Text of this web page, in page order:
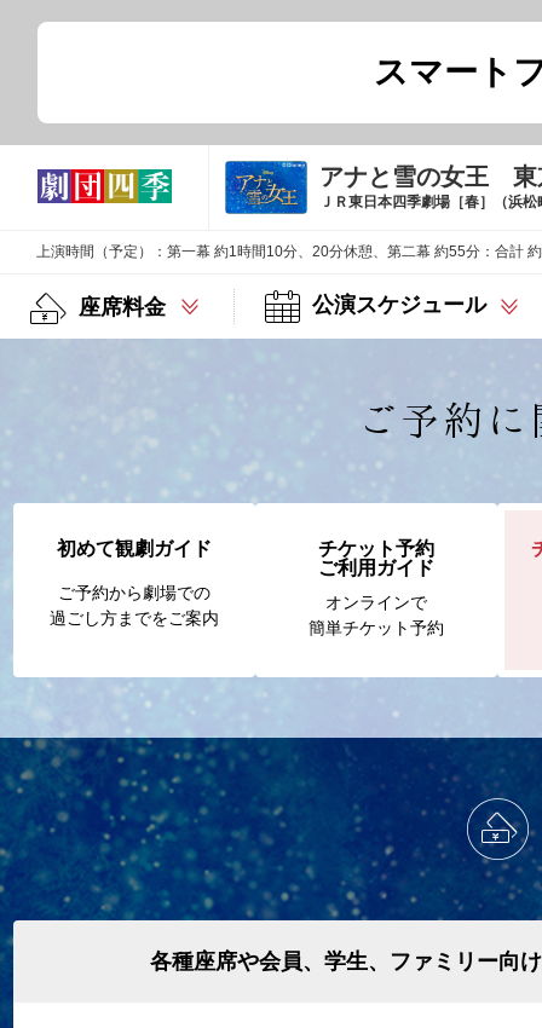
スマート
アナと雪の女王 東
ＪＲ東日本四季劇場［春］（浜
上演時間（予定）：第一幕 約1時間10分、20分休憩、第二幕 約55分：合計
座席料金 公演スケジュール
ご予約
初めて観劇ガイド
ご予約から劇場での
過ごし方までをご案内
チケット予約
ご利用ガイド
オンラインで
簡単チケット予約
各種座席や会員、学生、ファミリー向